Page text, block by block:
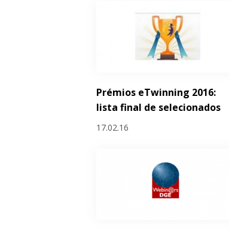
Prémios eTwinning 2016:
lista final de selecionados
17.02.16
Páginas